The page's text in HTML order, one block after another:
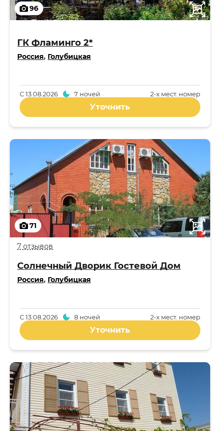
96
ГК Фламинго 2*
Россия, Голубицкая
2-x мест. номер
С13.08.2026 7 ночей
Уточнить
71
7 отзывов
Солнечный Дворик Гостевой Дом
Россия, Голубицкая
2-x мест. номер
С13.08.2026 8 ночей
Уточнить